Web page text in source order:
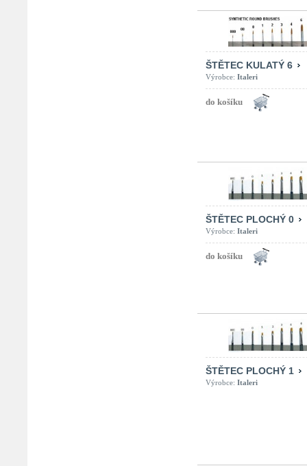
ŠTĚTEC KULATÝ 6
Výrobce: Italeri
ŠTĚTEC PLOCHÝ 0
Výrobce: Italeri
ŠTĚTEC PLOCHÝ 1
Výrobce: Italeri